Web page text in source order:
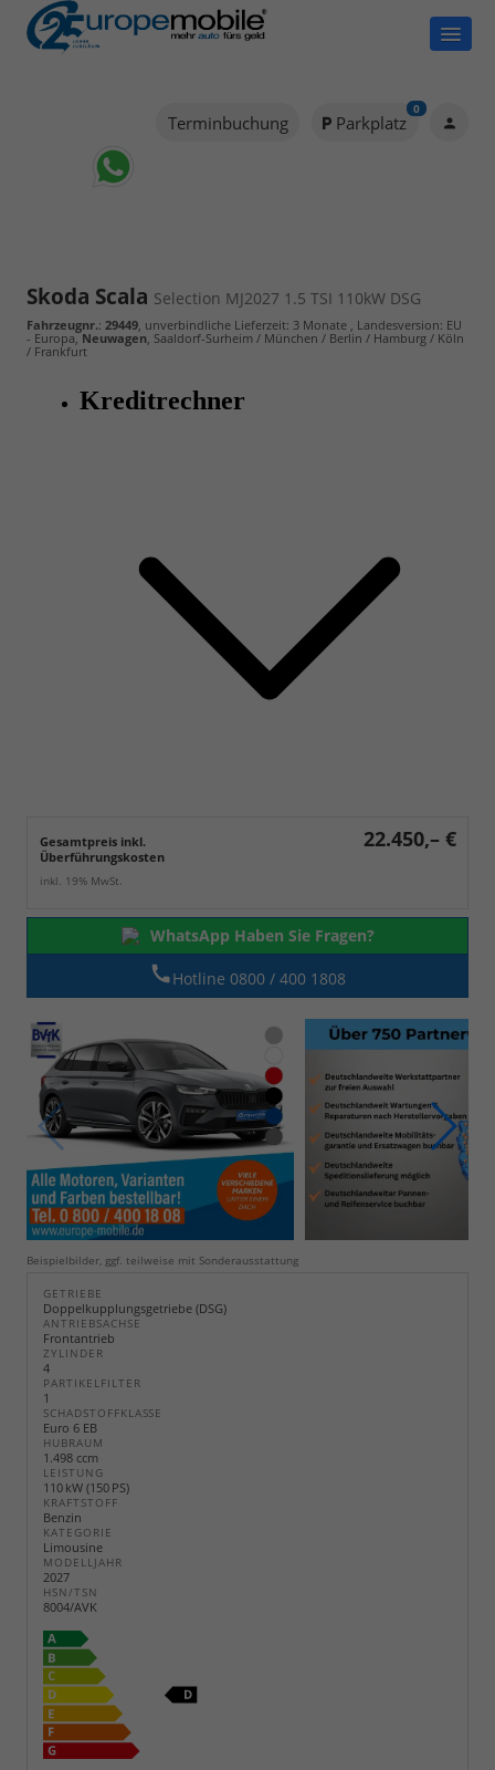
Terminbuchung Parkplatz
0
Skoda Scala Selection MJ2027 1.5 TSI 110kW DSG
Fahrzeugnr.: 29449, unverbindliche Lieferzeit: 3 Monate , Landesversion: EU
- Europa,Neuwagen, Saaldorf-Surheim / München / Berlin / Hamburg / Köln
/ Frankfurt
Gesamtpreis inkl.
Überführungskosten
22.450,– €
inkl. 19% MwSt.
WhatsApp Haben Sie Fragen?
Hotline 0800 / 400 1808
Beispielbilder, ggf. teilweise mit Sonderausstattung
GETRIEBE
Doppelkupplungsgetriebe (DSG)
ANTRIEBSACHSE
Frontantrieb
ZYLINDER
4
PARTIKELFILTER
1
SCHADSTOFFKLASSE
Euro 6 EB
HUBRAUM
1.498 ccm
LEISTUNG
110 kW (150 PS)
KRAFTSTOFF
Benzin
KATEGORIE
Limousine
MODELLJAHR
2027
HSN/TSN
8004/AVK